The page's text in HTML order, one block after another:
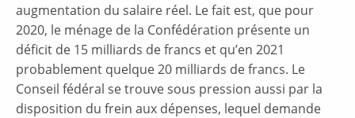
augmentation du salaire réel. Le fait est, que pour
2020, le ménage de la Confédération présente un
déficit de 15 milliards de francs et qu’en 2021
probablement quelque 20 milliards de francs. Le
Conseil fédéral se trouve sous pression aussi par la
disposition du frein aux dépenses, lequel demande